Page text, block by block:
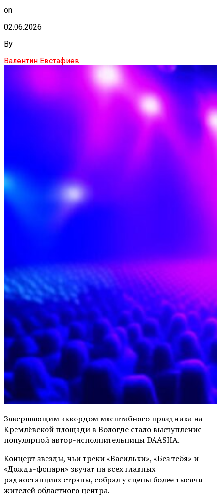
on
02.06.2026
By
Валентин Евстафиев
Завершающим аккордом масштабного праздника на
Кремлёвской площади в Вологде стало выступление
популярной автор-исполнительницы DAASHA.
Концерт звезды, чьи треки «Васильки», «Без тебя» и
«Дождь-фонари» звучат на всех главных
радиостанциях страны, собрал у сцены более тысячи
жителей областного центра.